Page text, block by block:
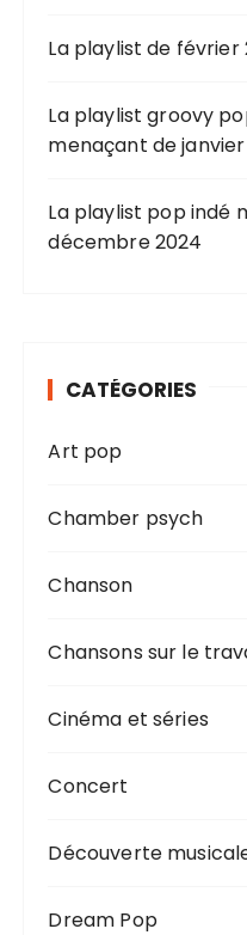
La playlist de février
La playlist groovy
menaçant de
La playlist pop indé
décembre 2024
CATÉGORIES
Art pop
Chamber psych
Chanson
Chansons sur le
Cinéma et séries
Concert
Découverte
Dream Pop